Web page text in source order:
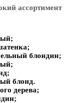
ассортимент
блондин;
блонд.
дерева;